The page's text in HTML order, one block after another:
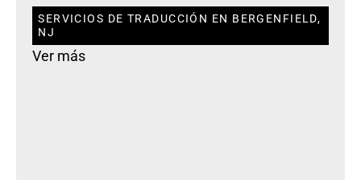
SERVICIOS DE TRADUCCIÓN EN BERGENFIELD,
NJ
Ver más